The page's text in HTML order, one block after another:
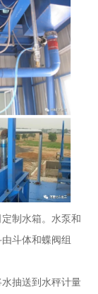
制水箱。水泵和
斗体和蝶阀组
抽送到水秤计量